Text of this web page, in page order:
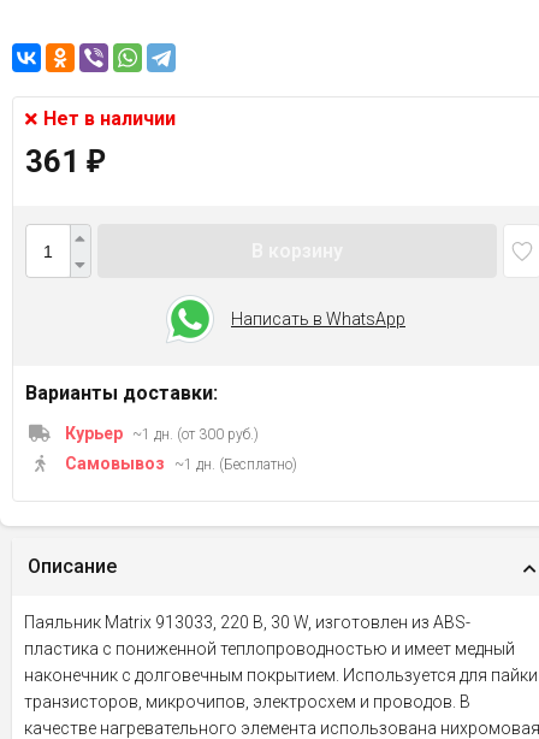
Нет в наличии
361 ₽
Написать в WhatsApp
Варианты доставки:
Курьер ~1 дн. (от 300 руб.)
Самовывоз ~1 дн. (Бесплатно)
Описание
Паяльник Matrix 913033, 220 В, 30 W, изготовлен из ABS-
пластика с пониженной теплопроводностью и имеет медный
наконечник с долговечным покрытием. Используется для пайки
транзисторов, микрочипов, электросхем и проводов. В
качестве нагревательного элемента использована нихромовая